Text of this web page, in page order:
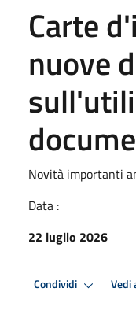
Carte
nuove
Novità importanti
Data :
22 luglio 2026
Condividi Vedi